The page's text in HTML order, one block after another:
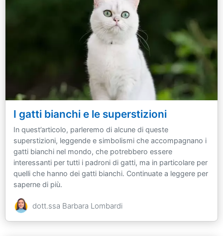
I gatti bianchi e le superstizioni
In quest’articolo, parleremo di alcune di queste
superstizioni, leggende e simbolismi che accompagnano i
gatti bianchi nel mondo, che potrebbero essere
interessanti per tutti i padroni di gatti, ma in particolare per
quelli che hanno dei gatti bianchi. Continuate a leggere per
saperne di più.
dott.ssa Barbara Lombardi